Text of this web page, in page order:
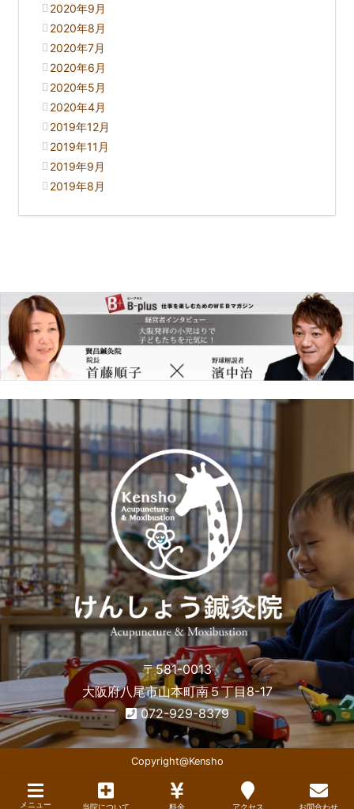
2020年9月
2020年8月
2020年7月
2020年6月
2020年5月
2020年4月
2019年12月
2019年11月
2019年9月
2019年8月
〒581-0013
大阪府八尾市山本町南５丁目8-17
072-929-8379
Copyright@Kensho
メニュー 当院について 料金 アクセス お問合わせ